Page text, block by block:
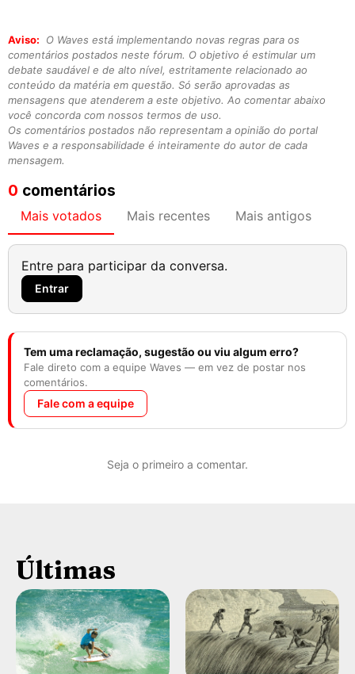
Aviso:
O Waves está implementando novas regras para os
comentários postados neste fórum. O objetivo é estimular um
debate saudável e de alto nível, estritamente relacionado ao
conteúdo da matéria em questão. Só serão aprovadas as
mensagens que atenderem a este objetivo. Ao comentar abaixo
você concorda com nossos termos de uso.
Os comentários postados não representam a opinião do portal
Waves e a responsabilidade é inteiramente do autor de cada
mensagem.
0 comentários
Mais votados Mais recentes Mais antigos
Entre para participar da conversa.
Entrar
Tem uma reclamação, sugestão ou viu algum erro?
Fale direto com a equipe Waves — em vez de postar nos
comentários.
Fale com a equipe
Seja o primeiro a comentar.
Últimas